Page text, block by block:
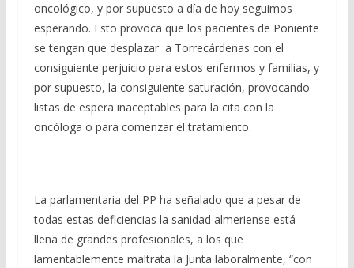
oncológico, y por supuesto a día de hoy seguimos
esperando. Esto provoca que los pacientes de Poniente
se tengan que desplazar a Torrecárdenas con el
consiguiente perjuicio para estos enfermos y familias, y
por supuesto, la consiguiente saturación, provocando
listas de espera inaceptables para la cita con la
oncóloga o para comenzar el tratamiento.
La parlamentaria del PP ha señalado que a pesar de
todas estas deficiencias la sanidad almeriense está
llena de grandes profesionales, a los que
lamentablemente maltrata la Junta laboralmente, “con